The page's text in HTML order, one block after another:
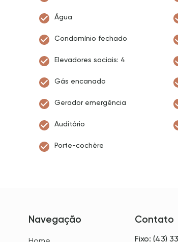
Água
Condomínio fechado
Elevadores sociais: 4
Gás encanado
Gerador emergência
Auditório
Porte-cochère
Navegação Contato
Fixo: (43)